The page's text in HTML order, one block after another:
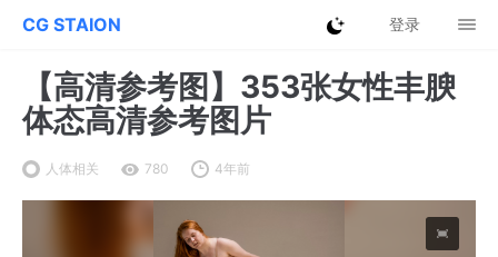
CG STAION 登录
【高清参考图】353张女性丰腴
体态高清参考图片
人体相关 780 4年前